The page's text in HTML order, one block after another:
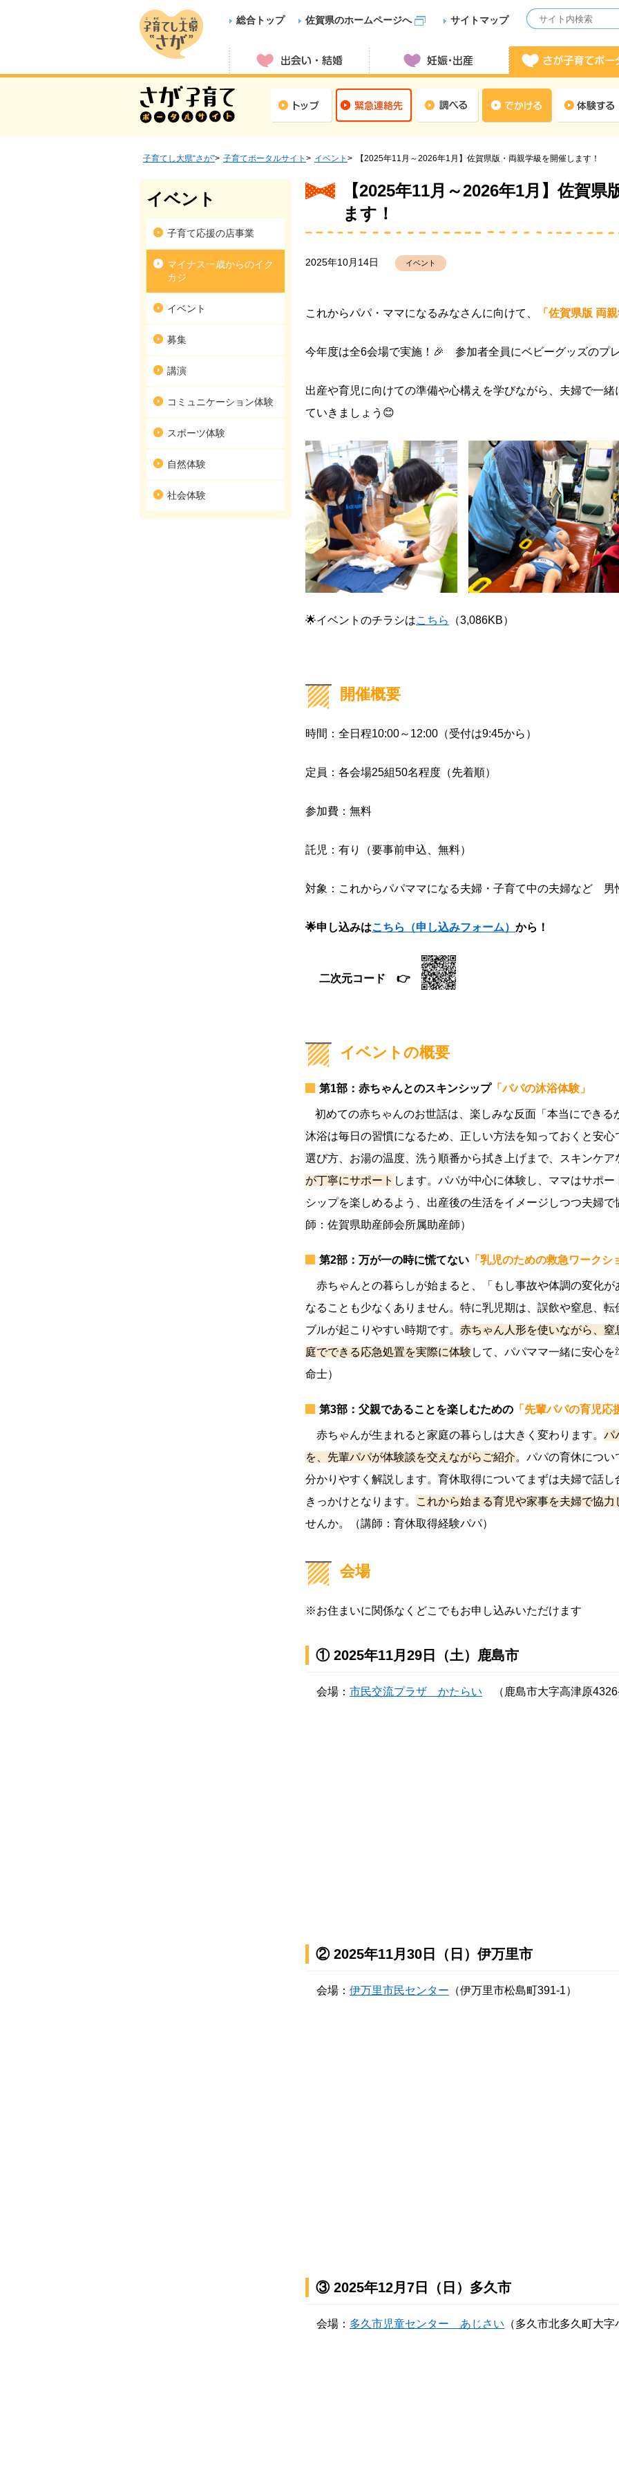
総合トップ 佐賀県のホームページへ サイトマップ
子育てし大県“さが” 子育てポータルサイト イベント 【2025年11月～2026年1月】佐賀県版・両親学級を開催します！
【2025年11月～2026年1月】佐賀
ます！
2025年10月14日 イベント
これからパパ・ママになるみなさんに向けて、 「佐賀県版 両
今年度は全6会場で実施！🎉 参加者全員にベビーグッズのプ
出産や育児に向けての準備や心構えを学びながら、夫婦で一
ていきましょう😊
🌟イベントのチラシはこちら （3,086KB）
開催概要
時間：全日程10:00～12:00（受付は9:45から）
定員：各会場25組50名程度（先着順）
参加費：無料
託児：有り（要事前申込、無料）
対象：これからパパママになる夫婦・子育て中の夫婦など 男
🌟申し込みはこちら （申し込みフォーム） から！
二次元コード 👉
イベントの概要
第1部：赤ちゃんとのスキンシップ「パパの沐浴体験」
初めての赤ちゃんのお世話は、楽しみな反面「本当にでき
沐浴は毎日の習慣になるため、正しい方法を知っておくと安
選び方、お湯の温度、洗う順番から拭き上げまで、スキンケア
が丁寧にサポート します。パパが中心に体験し、ママはサポ
シップを楽しめるよう、出産後の生活をイメージしつつ夫婦
師：佐賀県助産師会所属助産師）
第2部：万が一の時に慌てない 「乳児のための救急ワークシ
赤ちゃんとの暮らしが始まると、「もし事故や体調の変化
なることも少なくありません。特に乳児期は、誤飲や窒息、
ブルが起こりやすい時期です。 赤ちゃん人形を使いながら、
庭でできる応急処置を実際に体験 して、パパママ一緒に安心
命士）
第3部：父親であることを楽しむための 「先輩パパの育児応
赤ちゃんが生まれると家庭の暮らしは大きく変わります。 パ
を、先輩パパが体験談を交えながらご紹介。パパの育休につ
分かりやすく解説します。育休取得についてまずは夫婦で話
きっかけとなります。
これから始まる育児や家事を夫婦で協
せんか。（講師：育休取得経験パパ）
会場
※お住まいに関係なくどこでもお申し込みいただけます
① 2025年11月29日（土）鹿島市
会場： 市民交流プラザ かたらい （鹿島市大字高津原
② 2025年11月30日（日）伊万里市
会場： 伊万里市民センター （伊万里市松島町391-1）
③ 2025年12月7日（日）多久市
会場： 多久市児童センター あじさい （多久市北多久町大
イベント
子育て応援の店事業
マイナス一歳からのイク
カジ
イベント
募集
講演
コミュニケーション体験
スポーツ体験
自然体験
社会体験